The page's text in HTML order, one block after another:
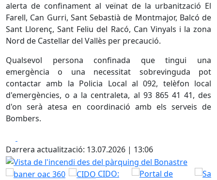
alerta de confinament al veïnat de la urbanització El
Farell, Can Gurri, Sant Sebastià de Montmajor, Balcó de
Sant Llorenç, Sant Feliu del Racó, Can Vinyals i la zona
Nord de Castellar del Vallès per precaució.
Qualsevol persona confinada que tingui una
emergència o una necessitat sobrevinguda pot
contactar amb la Policia Local al 092, telèfon local
d'emergències, o a la centraleta, al 93 865 41 41, des
d'on serà atesa en coordinació amb els serveis de
Bombers.
Darrera actualització: 13.07.2026 | 13:06
Vista de l'incendi des del pàrquing del Bonastre
CIDO: